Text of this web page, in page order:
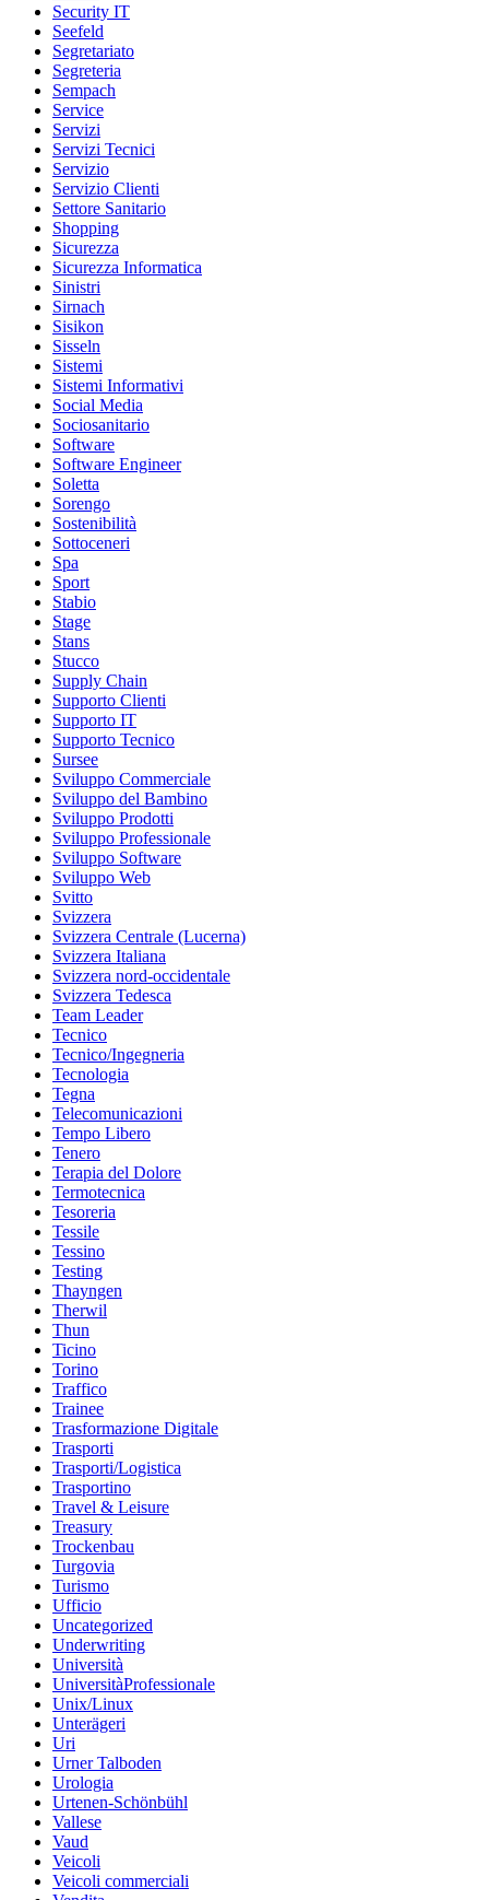
Security IT
Seefeld
Segretariato
Segreteria
Sempach
Service
Servizi
Servizi Tecnici
Servizio
Servizio Clienti
Settore Sanitario
Shopping
Sicurezza
Sicurezza Informatica
Sinistri
Sirnach
Sisikon
Sisseln
Sistemi
Sistemi Informativi
Social Media
Sociosanitario
Software
Software Engineer
Soletta
Sorengo
Sostenibilità
Sottoceneri
Spa
Sport
Stabio
Stage
Stans
Stucco
Supply Chain
Supporto Clienti
Supporto IT
Supporto Tecnico
Sursee
Sviluppo Commerciale
Sviluppo del Bambino
Sviluppo Prodotti
Sviluppo Professionale
Sviluppo Software
Sviluppo Web
Svitto
Svizzera
Svizzera Centrale (Lucerna)
Svizzera Italiana
Svizzera nord-occidentale
Svizzera Tedesca
Team Leader
Tecnico
Tecnico/Ingegneria
Tecnologia
Tegna
Telecomunicazioni
Tempo Libero
Tenero
Terapia del Dolore
Termotecnica
Tesoreria
Tessile
Tessino
Testing
Thayngen
Therwil
Thun
Ticino
Torino
Traffico
Trainee
Trasformazione Digitale
Trasporti
Trasporti/Logistica
Trasportino
Travel & Leisure
Treasury
Trockenbau
Turgovia
Turismo
Ufficio
Uncategorized
Underwriting
Università
UniversitàProfessionale
Unix/Linux
Unterägeri
Uri
Urner Talboden
Urologia
Urtenen-Schönbühl
Vallese
Vaud
Veicoli
Veicoli commerciali